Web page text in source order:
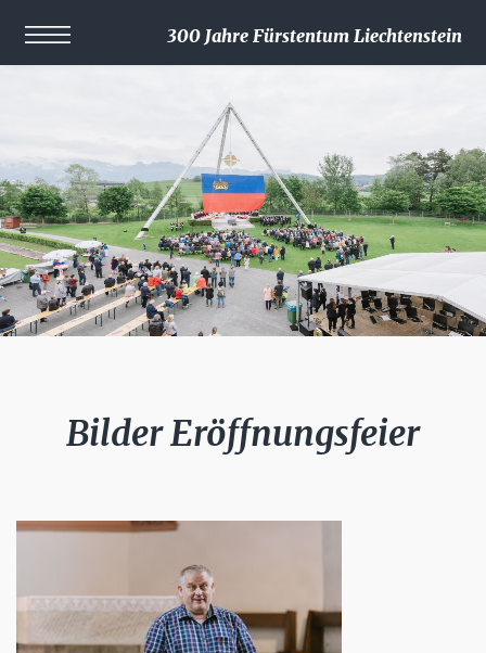
300 Jahre Fürstentum Liechtenstein
Bilder Eröffnungsfeier